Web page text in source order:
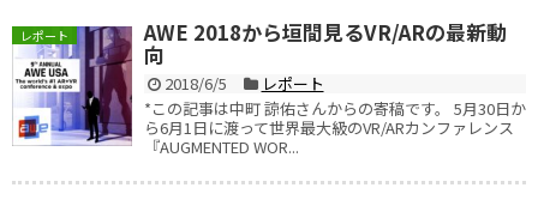
レポート AWE 2018から垣間見るVR/ARの最新動
向
2018/6/5
レポート
*この記事は中町 諒佑さんからの寄稿です。 5月30日か
ら6月1日に渡って世界最大級のVR/ARカンファレンス
『AUGMENTED WOR...